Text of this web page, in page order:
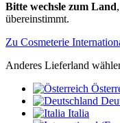
Bitte wechsle zum Land
übereinstimmt.
Zu Cosmeterie
Anderes Lieferland
Italia